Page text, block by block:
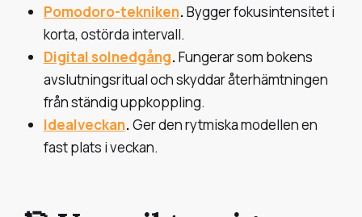
Pomodoro-tekniken.Bygger fokusintensitet i
korta, ostörda intervall.
Digital solnedgång.Fungerar som bokens
avslutningsritual och skyddar återhämtningen
från ständig uppkoppling.
Idealveckan.Ger den rytmiska modellen en
fast plats i veckan.